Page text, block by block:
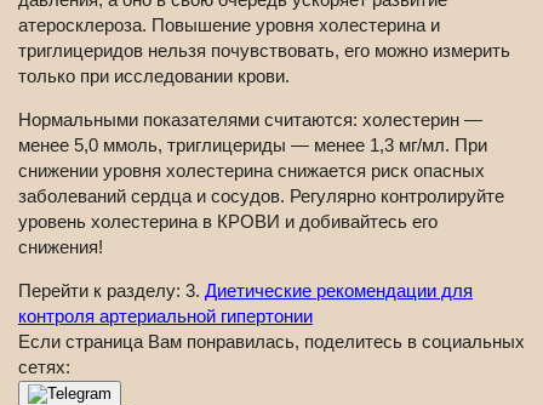
атеросклероза. Повышение уровня холестерина и
триглицеридов нельзя почувствовать, его можно измерить
только при исследовании крови.
Нормальными показателями считаются: холестерин —
менее 5,0 ммоль, триглицериды — менее 1,3 мг/мл. При
снижении уровня холестерина снижается риск опасных
заболеваний сердца и сосудов. Регулярно контролируйте
уровень холестерина в КРОВИ и добивайтесь его
снижения!
Перейти к разделу: 3. Диетические рекомендации для
контроля артериальной гипертонии
Если страница Вам понравилась, поделитесь в социальных
сетях: